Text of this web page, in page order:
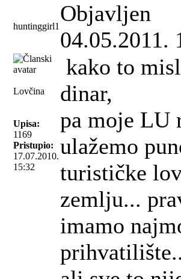
huntinggirl1
Objavljen
04.05.2011.
Lovčina
Upisa:
1169
Pristupio:
17.07.2010.
15:32
kako to
dinar,
pa moje LU
ulažemo
turističke
zemlju...
imamo